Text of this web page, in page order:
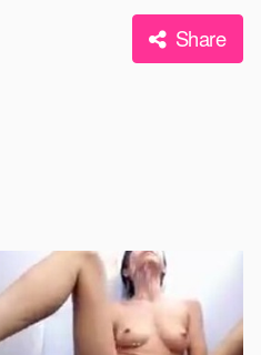
Share